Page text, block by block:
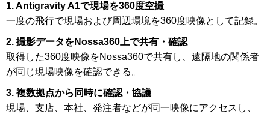
1. Antigravity A1で現場を360度空撮
一度の飛行で現場および周辺環境を360度映像として記録。
2. 撮影データをNossa360上で共有・確認
取得した360度映像をNossa360で共有し、遠隔地の関係者
が同じ現場映像を確認できる。
3. 複数拠点から同時に確認・協議
現場、支店、本社、発注者などが同一映像にアクセスし、